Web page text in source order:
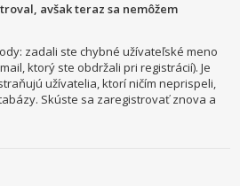
avšak teraz sa nemôžem
zadali ste chybné užívateľské meno
ktorý ste obdržali pri registrácií). Je
užívatelia, ktorí ničím neprispeli,
Skúste sa zaregistrovať znova a